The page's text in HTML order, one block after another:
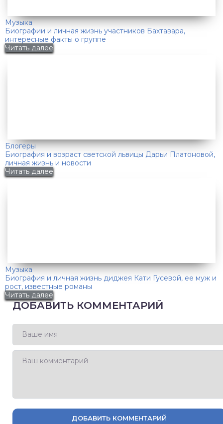
Музыка
Биографии и личная жизнь участников Бахтавара,
интересные факты о группе
Читать далее
Блогеры
Биография и возраст светской львицы Дарьи Платоновой,
личная жизнь и новости
Читать далее
Музыка
Биография и личная жизнь диджея Кати Гусевой, ее муж и
рост, известные романы
Читать далее
ДОБАВИТЬ КОММЕНТАРИЙ
ДОБАВИТЬ КОММЕНТАРИЙ